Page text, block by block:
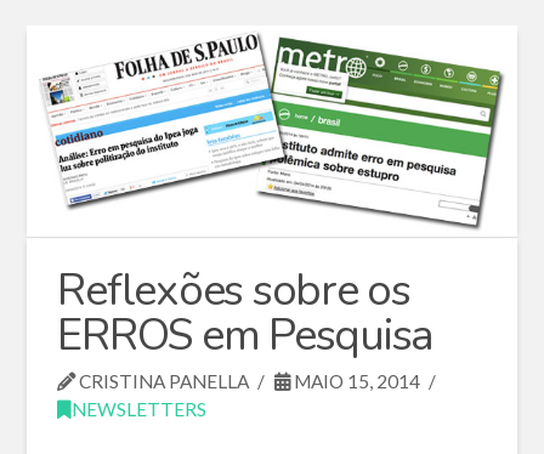
Reflexões sobre os
ERROS em Pesquisa
CRISTINA PANELLA
MAIO 15, 2014
NEWSLETTERS